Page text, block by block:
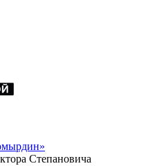
Степановича